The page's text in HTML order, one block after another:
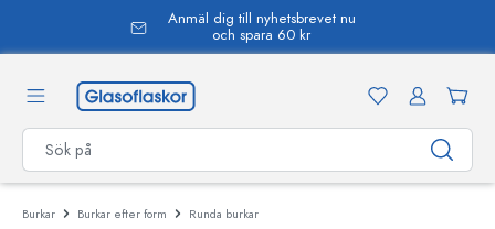
Anmäl dig till nyhetsbrevet nu
och spara 60 kr
Burkar Burkar efter form Runda burkar